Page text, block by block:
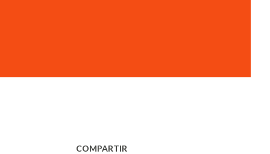
COMPARTIR